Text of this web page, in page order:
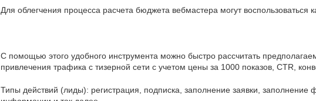
Для облегчения процесса расчета бюджета вебмастера могут воспользоваться
С помощью этого удобного инструмента можно быстро рассчитать
привлечения трафика с тизерной сети с учетом цены за 1000 показов, CTR,
Типы действий (лиды): регистрация, подписка, заполнение заявки, заполнение